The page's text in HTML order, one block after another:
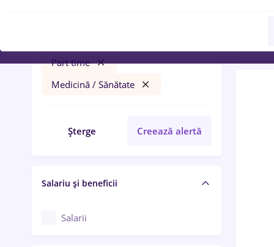
Part time
Medicină / Sănătate
Șterge Creează alertă
Salariu și beneficii
Salarii